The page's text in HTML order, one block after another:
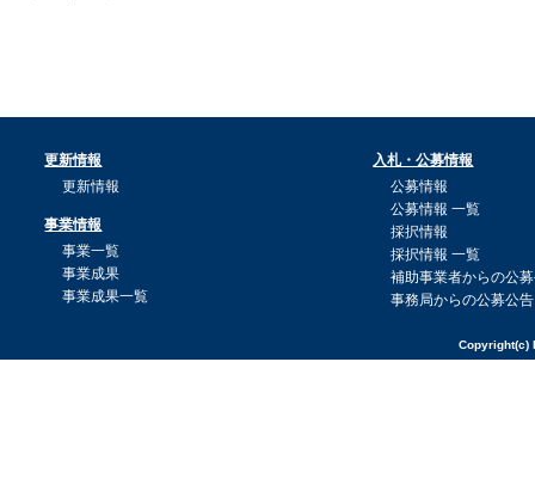
更新情報
更新情報
事業情報
事業一覧
事業成果
事業成果一覧
入札・公募情報
公募情報
公募情報 一覧
採択情報
採択情報 一覧
補助事業者からの公
事務局からの公募公告
Copyright(c)